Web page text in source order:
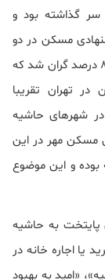
گذاشته بود و
مسکن در دو
شهر جدید حاشیه تهران ظرف یک سال اخیر 60تا80 درصد گران شد که
تهران تقریبا
در شهرهای حاشیه
همچنان مسکن مهر در این
بوده و این موضوع
پایتخت به حاشیه
یا اجاره خانه در
«امید به بهبود